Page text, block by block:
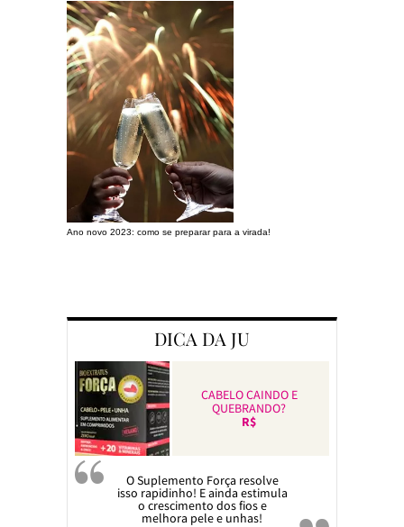
Ano novo 2023: como se preparar para a virada!
DICA DA JU
CABELO CAINDO E
QUEBRANDO?
R$
O Suplemento Força resolve
isso rapidinho! E ainda estimula
o crescimento dos fios e
melhora pele e unhas!